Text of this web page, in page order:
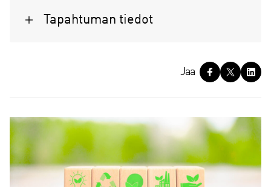
Tapahtuman tiedot
a
Jaa